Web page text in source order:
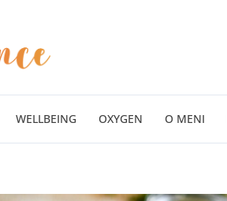
WELLBEING OXYGEN O MENI